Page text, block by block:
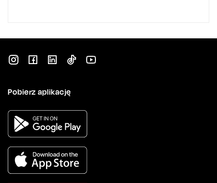
Pobierz aplikację